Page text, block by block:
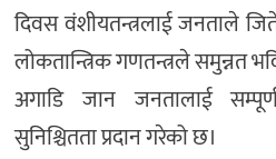
दिवस वंशीयतन्त्रलाई जनताले
लोकतान्त्रिक गणतन्त्रले समुन्नत
अगाडि जान जनतालाई
सुनिश्चितता प्रदान गरेको छ।